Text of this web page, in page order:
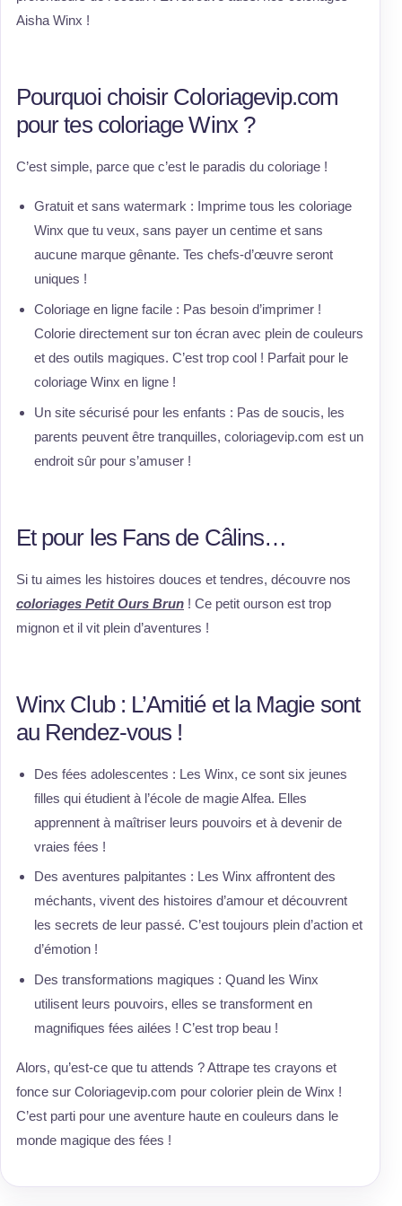
Aisha Winx !
Pourquoi choisir Coloriagevip.com
pour tes coloriage Winx ?
C’est simple, parce que c’est le paradis du coloriage !
Gratuit et sans watermark : Imprime tous les coloriage
Winx que tu veux, sans payer un centime et sans
aucune marque gênante. Tes chefs-d’œuvre seront
uniques !
Coloriage en ligne facile : Pas besoin d’imprimer !
Colorie directement sur ton écran avec plein de couleurs
et des outils magiques. C’est trop cool ! Parfait pour le
coloriage Winx en ligne !
Un site sécurisé pour les enfants : Pas de soucis, les
parents peuvent être tranquilles, coloriagevip.com est un
endroit sûr pour s’amuser !
Et pour les Fans de Câlins…
Si tu aimes les histoires douces et tendres, découvre nos
coloriages Petit Ours Brun ! Ce petit ourson est trop
mignon et il vit plein d’aventures !
Winx Club : L’Amitié et la Magie sont
au Rendez-vous !
Des fées adolescentes : Les Winx, ce sont six jeunes
filles qui étudient à l’école de magie Alfea. Elles
apprennent à maîtriser leurs pouvoirs et à devenir de
vraies fées !
Des aventures palpitantes : Les Winx affrontent des
méchants, vivent des histoires d’amour et découvrent
les secrets de leur passé. C’est toujours plein d’action et
d’émotion !
Des transformations magiques : Quand les Winx
utilisent leurs pouvoirs, elles se transforment en
magnifiques fées ailées ! C’est trop beau !
Alors, qu’est-ce que tu attends ? Attrape tes crayons et
fonce sur Coloriagevip.com pour colorier plein de Winx !
C’est parti pour une aventure haute en couleurs dans le
monde magique des fées !